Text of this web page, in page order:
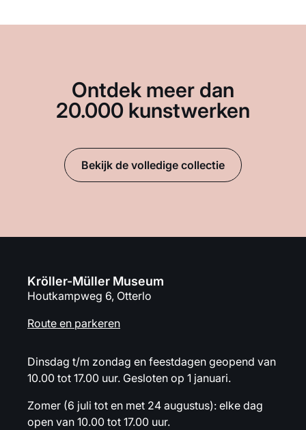
Ontdek meer dan
20.000 kunstwerken
Bekijk de volledige collectie
Kröller-Müller Museum
Houtkampweg 6, Otterlo
Route en parkeren
Dinsdag t/m zondag en feestdagen geopend van
10.00 tot 17.00 uur. Gesloten op 1 januari.
Zomer (6 juli tot en met 24 augustus): elke dag
open van 10.00 tot 17.00 uur.